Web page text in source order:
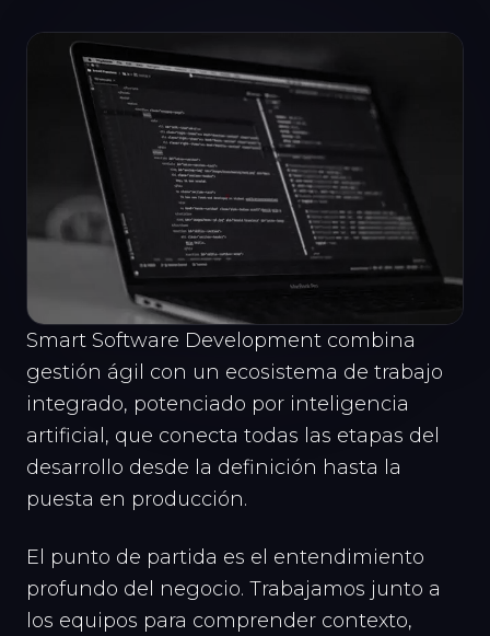
Smart Software Development combina
gestión ágil con un ecosistema de trabajo
integrado, potenciado por inteligencia
artificial, que conecta todas las etapas del
desarrollo desde la definición hasta la
puesta en producción.
El punto de partida es el entendimiento
profundo del negocio. Trabajamos junto a
los equipos para comprender contexto,